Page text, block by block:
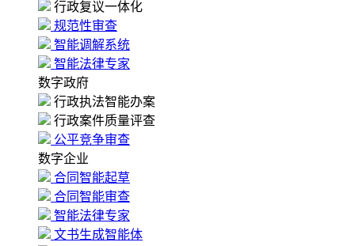
行政复议一体化
规范性审查
智能调解系统
智能法律专家
数字政府
行政执法智能办案
行政案件质量评查
公平竞争审查
数字企业
合同智能起草
合同智能审查
智能法律专家
文书生成智能体